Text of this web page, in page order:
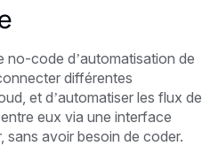
no-code d’automatisation de
différentes
et d’automatiser les flux de
eux via une interface
sans avoir besoin de coder.